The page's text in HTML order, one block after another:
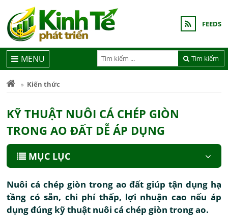
FEEDS
Tìm kiếm
MENU
Kiến thức
KỸ THUẬT NUÔI CÁ CHÉP GIÒN
TRONG AO ĐẤT DỄ ÁP DỤNG
MỤC LỤC
Nuôi cá chép giòn trong ao đất giúp tận dụng hạ
tầng có sẵn, chi phí thấp, lợi nhuận cao nếu áp
dụng đúng kỹ thuật nuôi cá chép giòn trong ao.